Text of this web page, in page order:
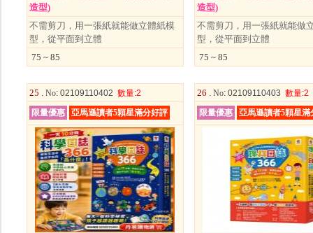
造型)
不需剪刀，用一張紙就能做立體紙模
型，從平面到立體
75 ~ 85
造型)
不需剪刀，用一張紙就能做
型，從平面到立體
75 ~ 85
25 . No: 02109110402 數量:2
限量優惠
亞馬遜讀者5顆星滿分好評
26 . No: 02109110403 數量:2
限量優惠
亞馬遜讀者5顆星